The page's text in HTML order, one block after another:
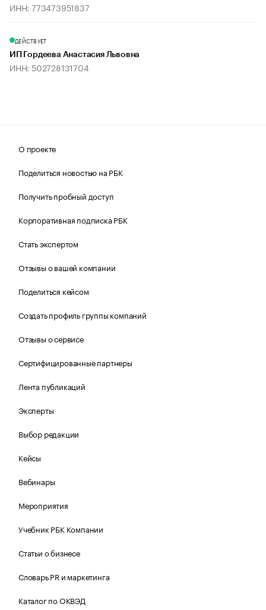
ИНН: 773473951837
ДЕЙСТВУЕТ
ИП Гордеева Анастасия Львовна
ИНН: 502728131704
О проекте
Поделиться новостью на РБК
Получить пробный доступ
Корпоративная подписка РБК
Стать экспертом
Отзывы о вашей компании
Поделиться кейсом
Создать профиль группы компаний
Отзывы о сервисе
Сертифицированные партнеры
Лента публикаций
Эксперты
Выбор редакции
Кейсы
Вебинары
Мероприятия
Учебник РБК Компании
Статьи о бизнесе
Словарь PR и маркетинга
Каталог по ОКВЭД